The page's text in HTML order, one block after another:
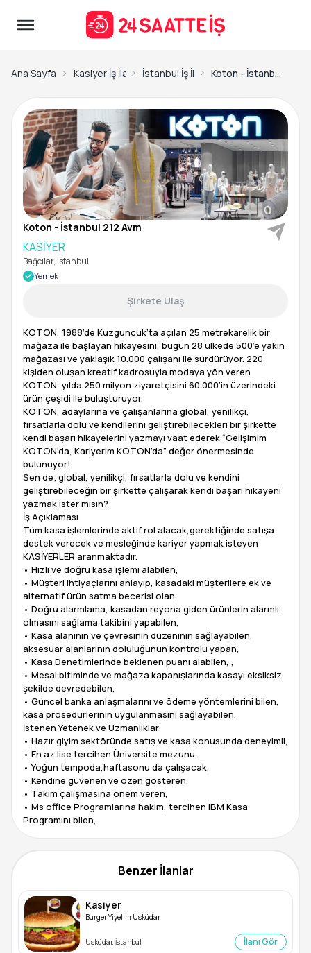
Ana Sayfa Kasiyer İş İlanlarıİstanbul İş İlanları Koton - İstanbul 212 Avm-KASİYER
Koton - İstanbul 212 Avm
KASİYER
Bağcılar, İstanbul
Yemek
Şirkete Ulaş
KOTON, 1988’de Kuzguncuk’ta açılan 25 metrekarelik bir
mağaza ile başlayan hikayesini, bugün 28 ülkede 500’e yakın
mağazası ve yaklaşık 10.000 çalışanı ile sürdürüyor. 220
kişiden oluşan kreatif kadrosuyla modaya yön veren
KOTON, yılda 250 milyon ziyaretçisini 60.000’in üzerindeki
ürün çeşidi ile buluşturuyor.
KOTON, adaylarına ve çalışanlarına global, yenilikçi,
fırsatlarla dolu ve kendilerini geliştirebilecekleri bir şirkette
kendi başarı hikayelerini yazmayı vaat ederek “Gelişimim
KOTON’da, Kariyerim KOTON’da” değer önermesinde
bulunuyor!
Sen de; global, yenilikçi, fırsatlarla dolu ve kendini
geliştirebileceğin bir şirkette çalışarak kendi başarı hikayeni
yazmak ister misin?
İş Açıklaması
Tüm kasa işlemlerinde aktif rol alacak,gerektiğinde satışa
destek verecek ve mesleğinde kariyer yapmak isteyen
KASİYERLER aranmaktadır.
• Hızlı ve doğru kasa işlemi alabilen,
• Müşteri ihtiyaçlarını anlayıp, kasadaki müşterilere ek ve
alternatif ürün satma becerisi olan,
• Doğru alarmlama, kasadan reyona giden ürünlerin alarmlı
olmasını sağlama takibini yapabilen,
• Kasa alanının ve çevresinin düzeninin sağlayabilen,
aksesuar alanlarının doluluğunun kontrolü yapan,
• Kasa Denetimlerinde beklenen puanı alabilen, ,
• Mesai bitiminde ve mağaza kapanışlarında kasayı eksiksiz
şekilde devredebilen,
• Güncel banka anlaşmalarını ve ödeme yöntemlerini bilen,
kasa prosedürlerinin uygulanmasını sağlayabilen,
İstenen Yetenek ve Uzmanlıklar
• Hazır giyim sektöründe satış ve kasa konusunda deneyimli,
• En az lise tercihen Üniversite mezunu,
• Yoğun tempoda,haftasonu da çalışacak,
• Kendine güvenen ve özen gösteren,
• Takım çalışmasına önem veren,
• Ms office Programlarına hakim, tercihen IBM Kasa
Programını bilen,
Benzer İlanlar
Kasiyer
Burger Yiyelim Üsküdar
Üsküdar, İstanbul İlanı Gör